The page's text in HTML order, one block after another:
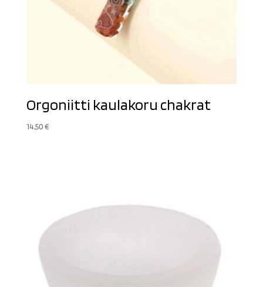
Orgoniitti kaulakoru chakrat
14,50€